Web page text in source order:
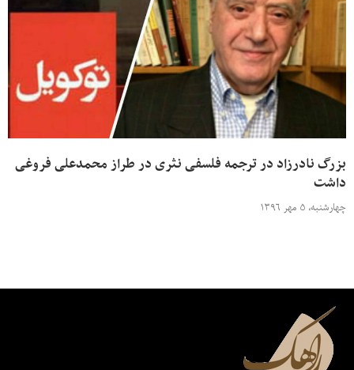
بزرگ نادرزاد در ترجمه فلسفی نثری در طراز محمدعلی فروغی
داشت
چهارشنبه، ۵ مهر ۱۳۹۶